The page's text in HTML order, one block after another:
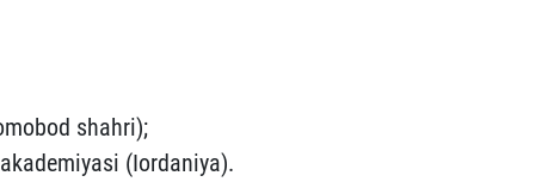
shahri);
(Iordaniya).